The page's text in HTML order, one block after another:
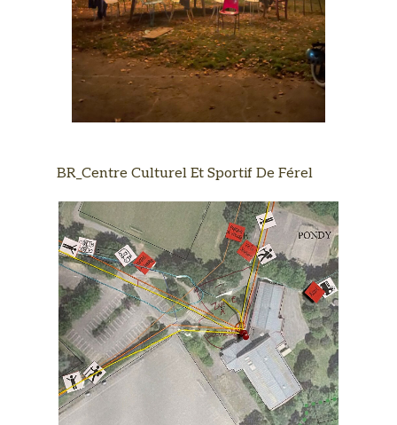
BR_Centre Culturel Et Sportif De Férel